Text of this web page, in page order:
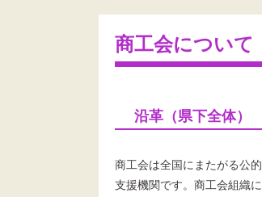
商工会について
沿革（県下全体）
商工会は全国にまたがる公的
支援機関です。商工会組織に